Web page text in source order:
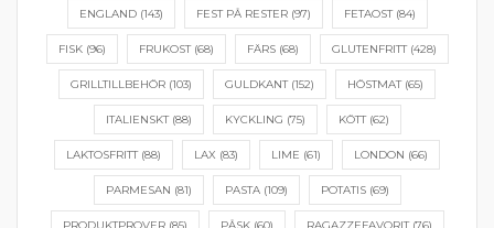
ENGLAND(143) FEST PÅ RESTER(97) FETAOST(84)
FISK(96) FRUKOST(68) FÄRS(68) GLUTENFRITT(428)
GRILLTILLBEHÖR (103) GULDKANT(152) HÖSTMAT(65)
ITALIENSKT(88) KYCKLING (75) KÖTT(62)
LAKTOSFRITT(88) LAX (83) LIME (61) LONDON (66)
PARMESAN (81) PASTA(109) POTATIS(69)